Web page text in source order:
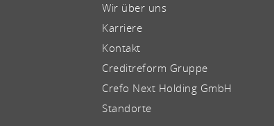
Wir über uns
Karriere
Kontakt
Creditreform Gruppe
Crefo Next Holding GmbH
Standorte